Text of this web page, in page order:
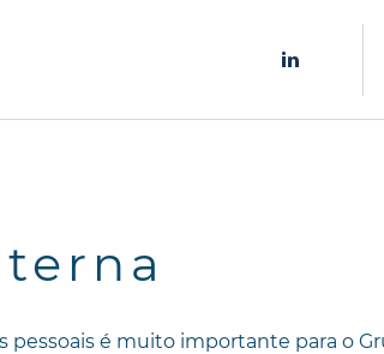
pessoais é muito importante para o